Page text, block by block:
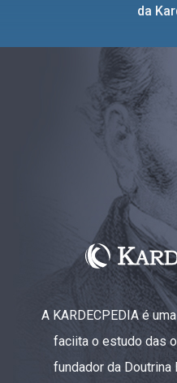
da
A KARDECPEDIA é
faciita o estudo das
fundador da